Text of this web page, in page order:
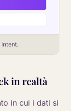
intent.
in realtà
in cui i dati si